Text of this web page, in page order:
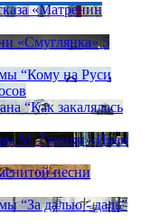
«Матренин
«Смуглянка» 5
“Кому на Руси
“Как закалялась
М. Глинки «Иван
песни
“За далью - даль”